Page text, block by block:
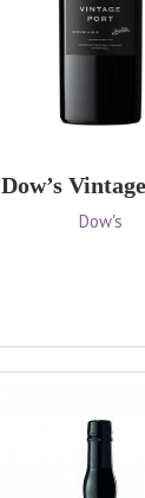
Dow’s
Dow's